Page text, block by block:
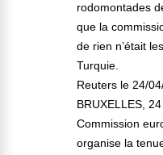
rodomontades
que la
de rien n’était
Turquie.
Reuters le 24/
BRUXELLES,
Commission
organise la